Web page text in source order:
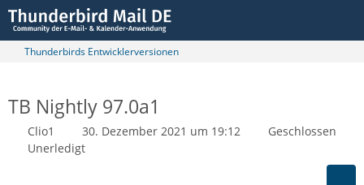
Thunderbirds Entwicklerversionen
TB Nightly 97.0a1
Clio1 30. Dezember 2021 um 19:12
Geschlossen
Unerledigt